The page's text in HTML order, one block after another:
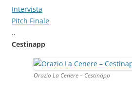
Intervista
Pitch Finale
..
Cestinapp
Orazio La Cenere – Cestinapp